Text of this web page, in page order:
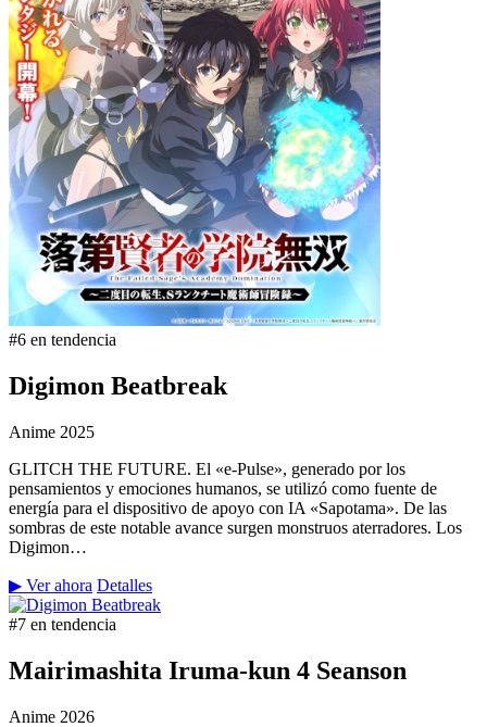
#6 en tendencia
Digimon Beatbreak
Anime 2025
GLITCH THE FUTURE. El «e-Pulse», generado por los
pensamientos y emociones humanos, se utilizó como fuente de
energía para el dispositivo de apoyo con IA «Sapotama». De las
sombras de este notable avance surgen monstruos aterradores. Los
Digimon…
▶ Ver ahora Detalles
#7 en tendencia
Mairimashita Iruma-kun 4 Seanson
Anime 2026